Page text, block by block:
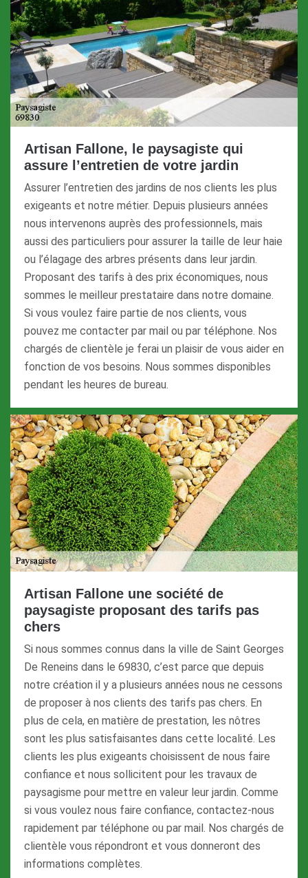
Artisan Fallone, le paysagiste qui
assure l’entretien de votre jardin
Assurer l’entretien des jardins de nos clients les plus
exigeants et notre métier. Depuis plusieurs années
nous intervenons auprès des professionnels, mais
aussi des particuliers pour assurer la taille de leur haie
ou l’élagage des arbres présents dans leur jardin.
Proposant des tarifs à des prix économiques, nous
sommes le meilleur prestataire dans notre domaine.
Si vous voulez faire partie de nos clients, vous
pouvez me contacter par mail ou par téléphone. Nos
chargés de clientèle je ferai un plaisir de vous aider en
fonction de vos besoins. Nous sommes disponibles
pendant les heures de bureau.
Artisan Fallone une société de
paysagiste proposant des tarifs pas
chers
Si nous sommes connus dans la ville de Saint Georges
De Reneins dans le 69830, c’est parce que depuis
notre création il y a plusieurs années nous ne cessons
de proposer à nos clients des tarifs pas chers. En
plus de cela, en matière de prestation, les nôtres
sont les plus satisfaisantes dans cette localité. Les
clients les plus exigeants choisissent de nous faire
confiance et nous sollicitent pour les travaux de
paysagisme pour mettre en valeur leur jardin. Comme
si vous voulez nous faire confiance, contactez-nous
rapidement par téléphone ou par mail. Nos chargés de
clientèle vous répondront et vous donneront des
informations complètes.